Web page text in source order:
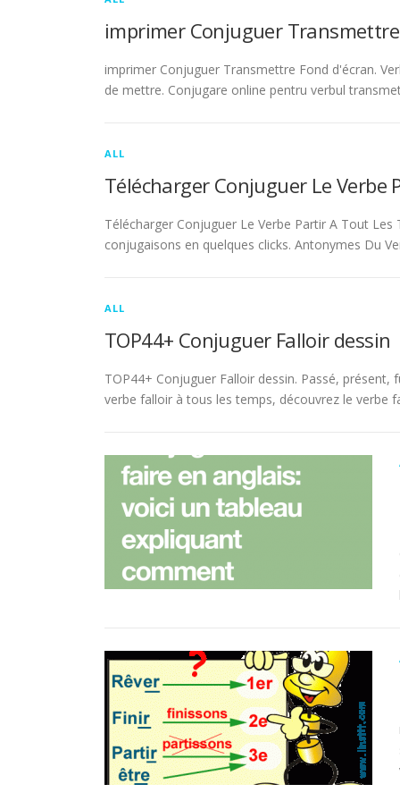
imprimer Conjuguer
imprimer Conjuguer Transmettre Fond d'écran.
de mettre. Conjugare online pentru verbul
ALL
Télécharger Conjuguer Le Verbe
Télécharger Conjuguer Le Verbe Partir A Tout
conjugaisons en quelques clicks. Antonymes Du
ALL
TOP44+ Conjuguer Falloir dessin
TOP44+ Conjuguer Falloir dessin. Passé,
verbe falloir à tous les temps, découvrez le verbe